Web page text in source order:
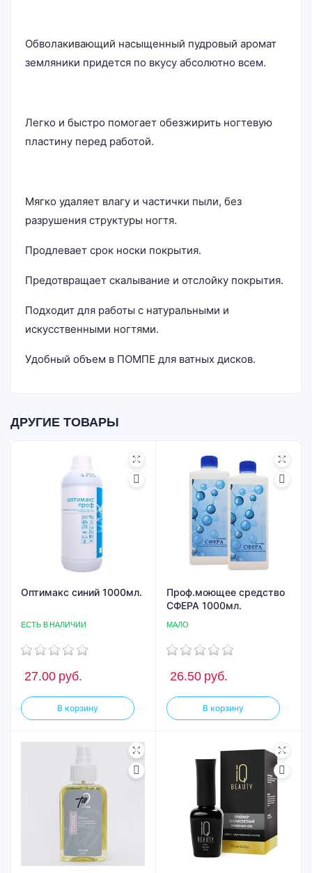
Обволакивающий насыщенный пудровый аромат
земляники придется по вкусу абсолютно всем.
Легко и быстро помогает обезжирить ногтевую
пластину перед работой.
Мягко удаляет влагу и частички пыли, без
разрушения структуры ногтя.
Продлевает срок носки покрытия.
Предотвращает скалывание и отслойку покрытия.
Подходит для работы с натуральными и
искусственными ногтями.
Удобный объем в ПОМПЕ для ватных дисков.
ДРУГИЕ ТОВАРЫ
Оптимакс синий 1000мл.
ЕСТЬ В НАЛИЧИИ
27.00 руб.
В корзину
Проф.моющее средство
СФЕРА 1000мл.
МАЛО
26.50 руб.
В корзину